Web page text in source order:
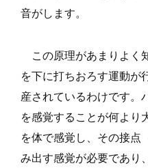
音がします。
この原理があまりよく
を下に打ちおろす運動が
産されているわけです。
を感覚することが何より
を体で感覚し、その接点
み出す感覚が必要であり